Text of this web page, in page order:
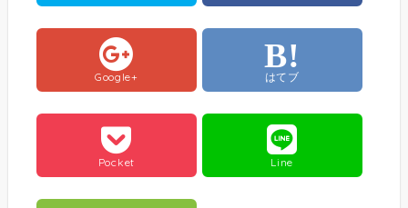
Google+
B!
はてブ
Pocket Line